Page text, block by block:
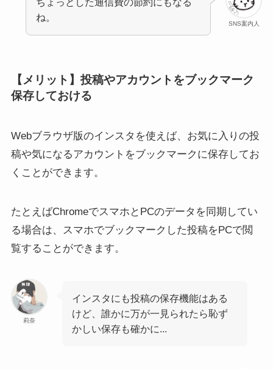
SNS案内人
ね。
【メリット】投稿やアカウントをブックマーク
保存しておける
Webブラウザ版のインスタを使えば、お気に入りの投
稿や気になるアカウントをブックマークに保存してお
くことができます。
たとえばChromeでスマホとPCのデータを同期してい
る場合は、スマホでブックマークした投稿をPCで閲
覧することができます。
莉奈
インスタにも投稿の保存機能はある
けど、誰かに万が一見られたら恥ず
かしい保存も確かに...